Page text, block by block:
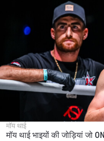
मॉय थाई
मॉय थाई भाइयों की जोड़ियां जो